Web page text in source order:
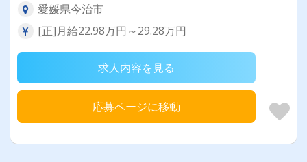
愛媛県今治市
[正]月給22.98万円～29.28万円
求人内容を見る
応募ページに移動